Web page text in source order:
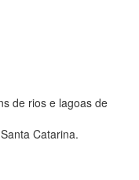
de rios e lagoas de
Catarina.